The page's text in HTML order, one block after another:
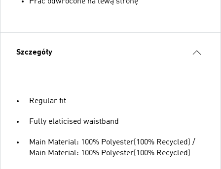
Szczegóły
Regular fit
Fully elaticised waistband
Main Material: 100% Polyester(100% Recycled) /
Main Material: 100% Polyester(100% Recycled)